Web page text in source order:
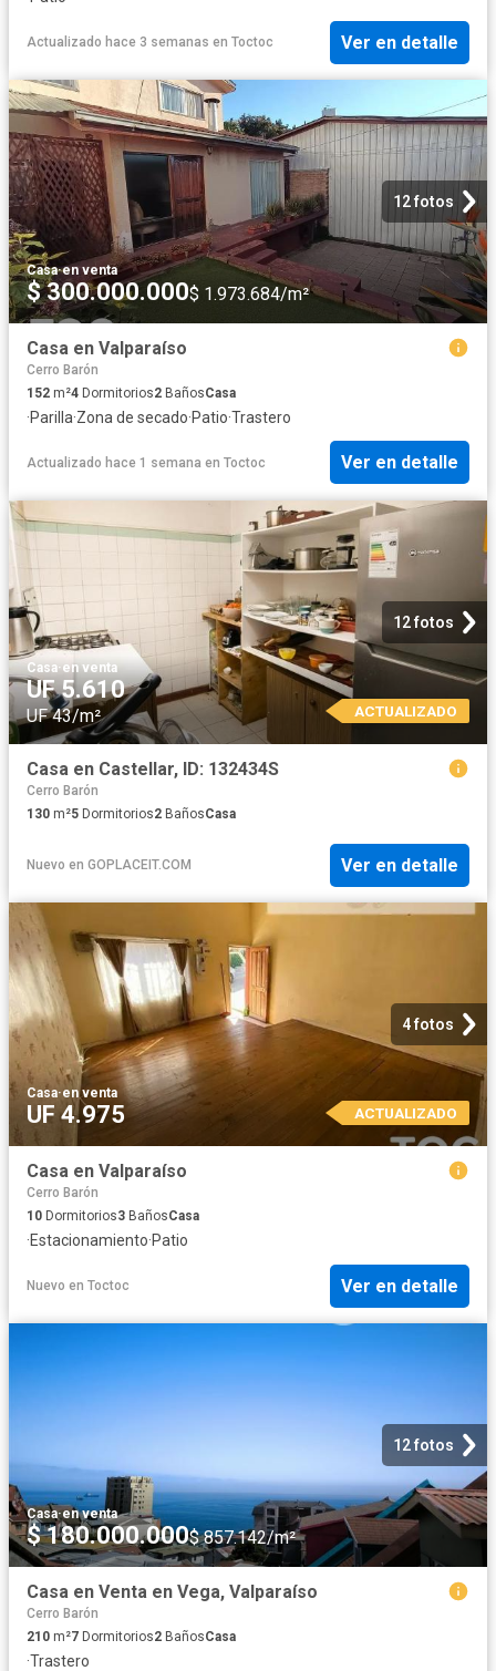
Actualizado hace 3 semanas en Toctoc Ver en detalle
12 fotos
Casa·en venta
$ 300.000.000$ 1.973.684/m²
Casa en Valparaíso
Cerro Barón
152 m²4 Dormitorios2 BañosCasa
·Parilla·Zona de secado·Patio·Trastero
Actualizado hace 1 semana en Toctoc Ver en detalle
12 fotos
Casa·en venta
UF 5.610
UF 43/m² ACTUALIZADO
Casa en Castellar, ID: 132434S
Cerro Barón
130 m²5 Dormitorios2 BañosCasa
Nuevo en GOPLACEIT.COM Ver en detalle
4 fotos
Casa·en venta
UF 4.975 ACTUALIZADO
Casa en Valparaíso
Cerro Barón
10 Dormitorios3 BañosCasa
·Estacionamiento·Patio
Nuevo en Toctoc Ver en detalle
12 fotos
Casa·en venta
$ 180.000.000$ 857.142/m²
Casa en Venta en Vega, Valparaíso
Cerro Barón
210 m²7 Dormitorios2 BañosCasa
·Trastero